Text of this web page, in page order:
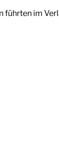
führten im